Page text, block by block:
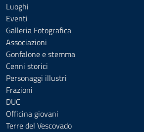
Luoghi
Eventi
Galleria Fotografica
Associazioni
Gonfalone e stemma
Cenni storici
Personaggi illustri
Frazioni
DUC
Officina giovani
Terre del Vescovado